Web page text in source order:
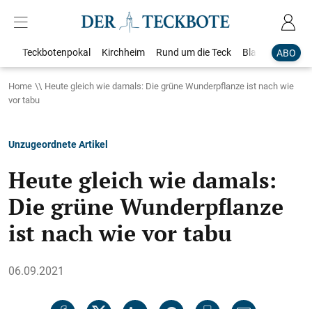
ABO
Teckbotenpokal Kirchheim Rund um die Teck Blaulicht
Home
Heute gleich wie damals: Die grüne Wunderpflanze ist nach wie
vor tabu
Unzugeordnete Artikel
Heute gleich wie damals:
Die grüne Wunderpflanze
ist nach wie vor tabu
06.09.2021